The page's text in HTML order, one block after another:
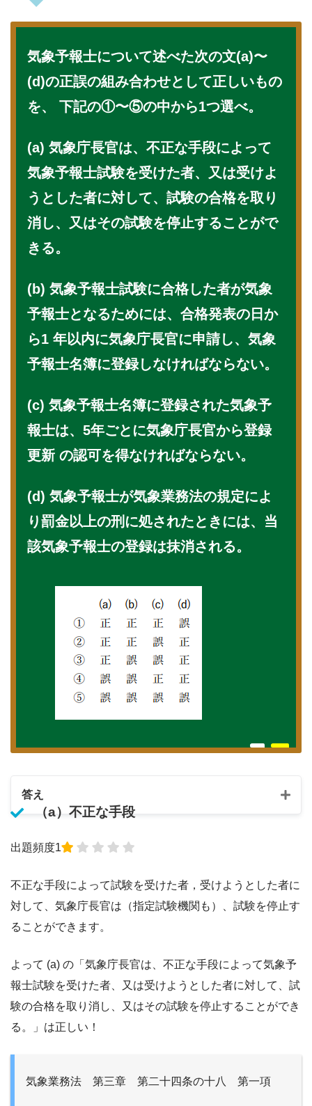
気象予報士について述べた次の文(a)〜
(d)の正誤の組み合わせとして正しいもの
を、 下記の①〜⑤の中から1つ選べ。
(a) 気象庁長官は、不正な手段によって
気象予報士試験を受けた者、又は受けよ
うとした者に対して、試験の合格を取り
消し、又はその試験を停止することがで
きる。
(b) 気象予報士試験に合格した者が気象
予報士となるためには、合格発表の日か
ら1 年以内に気象庁長官に申請し、気象
予報士名簿に登録しなければならない。
(c) 気象予報士名簿に登録された気象予
報士は、5年ごとに気象庁長官から登録
更新 の認可を得なければならない。
(d) 気象予報士が気象業務法の規定によ
り罰金以上の刑に処されたときには、当
該気象予報士の登録は抹消される。
答え
（a）不正な手段
出題頻度1
不正な手段によって試験を受けた者，受けようとした者に
対して、気象庁長官は（指定試験機関も）、試験を停止す
ることができます。
よって (a) の「気象庁長官は、不正な手段によって気象予
報士試験を受けた者、又は受けようとした者に対して、試
験の合格を取り消し、又はその試験を停止することができ
る。」は正しい！
気象業務法 第三章 第二十四条の十八 第一項